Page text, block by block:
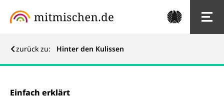
zurück zu: Hinter den Kulissen
Einfach erklärt